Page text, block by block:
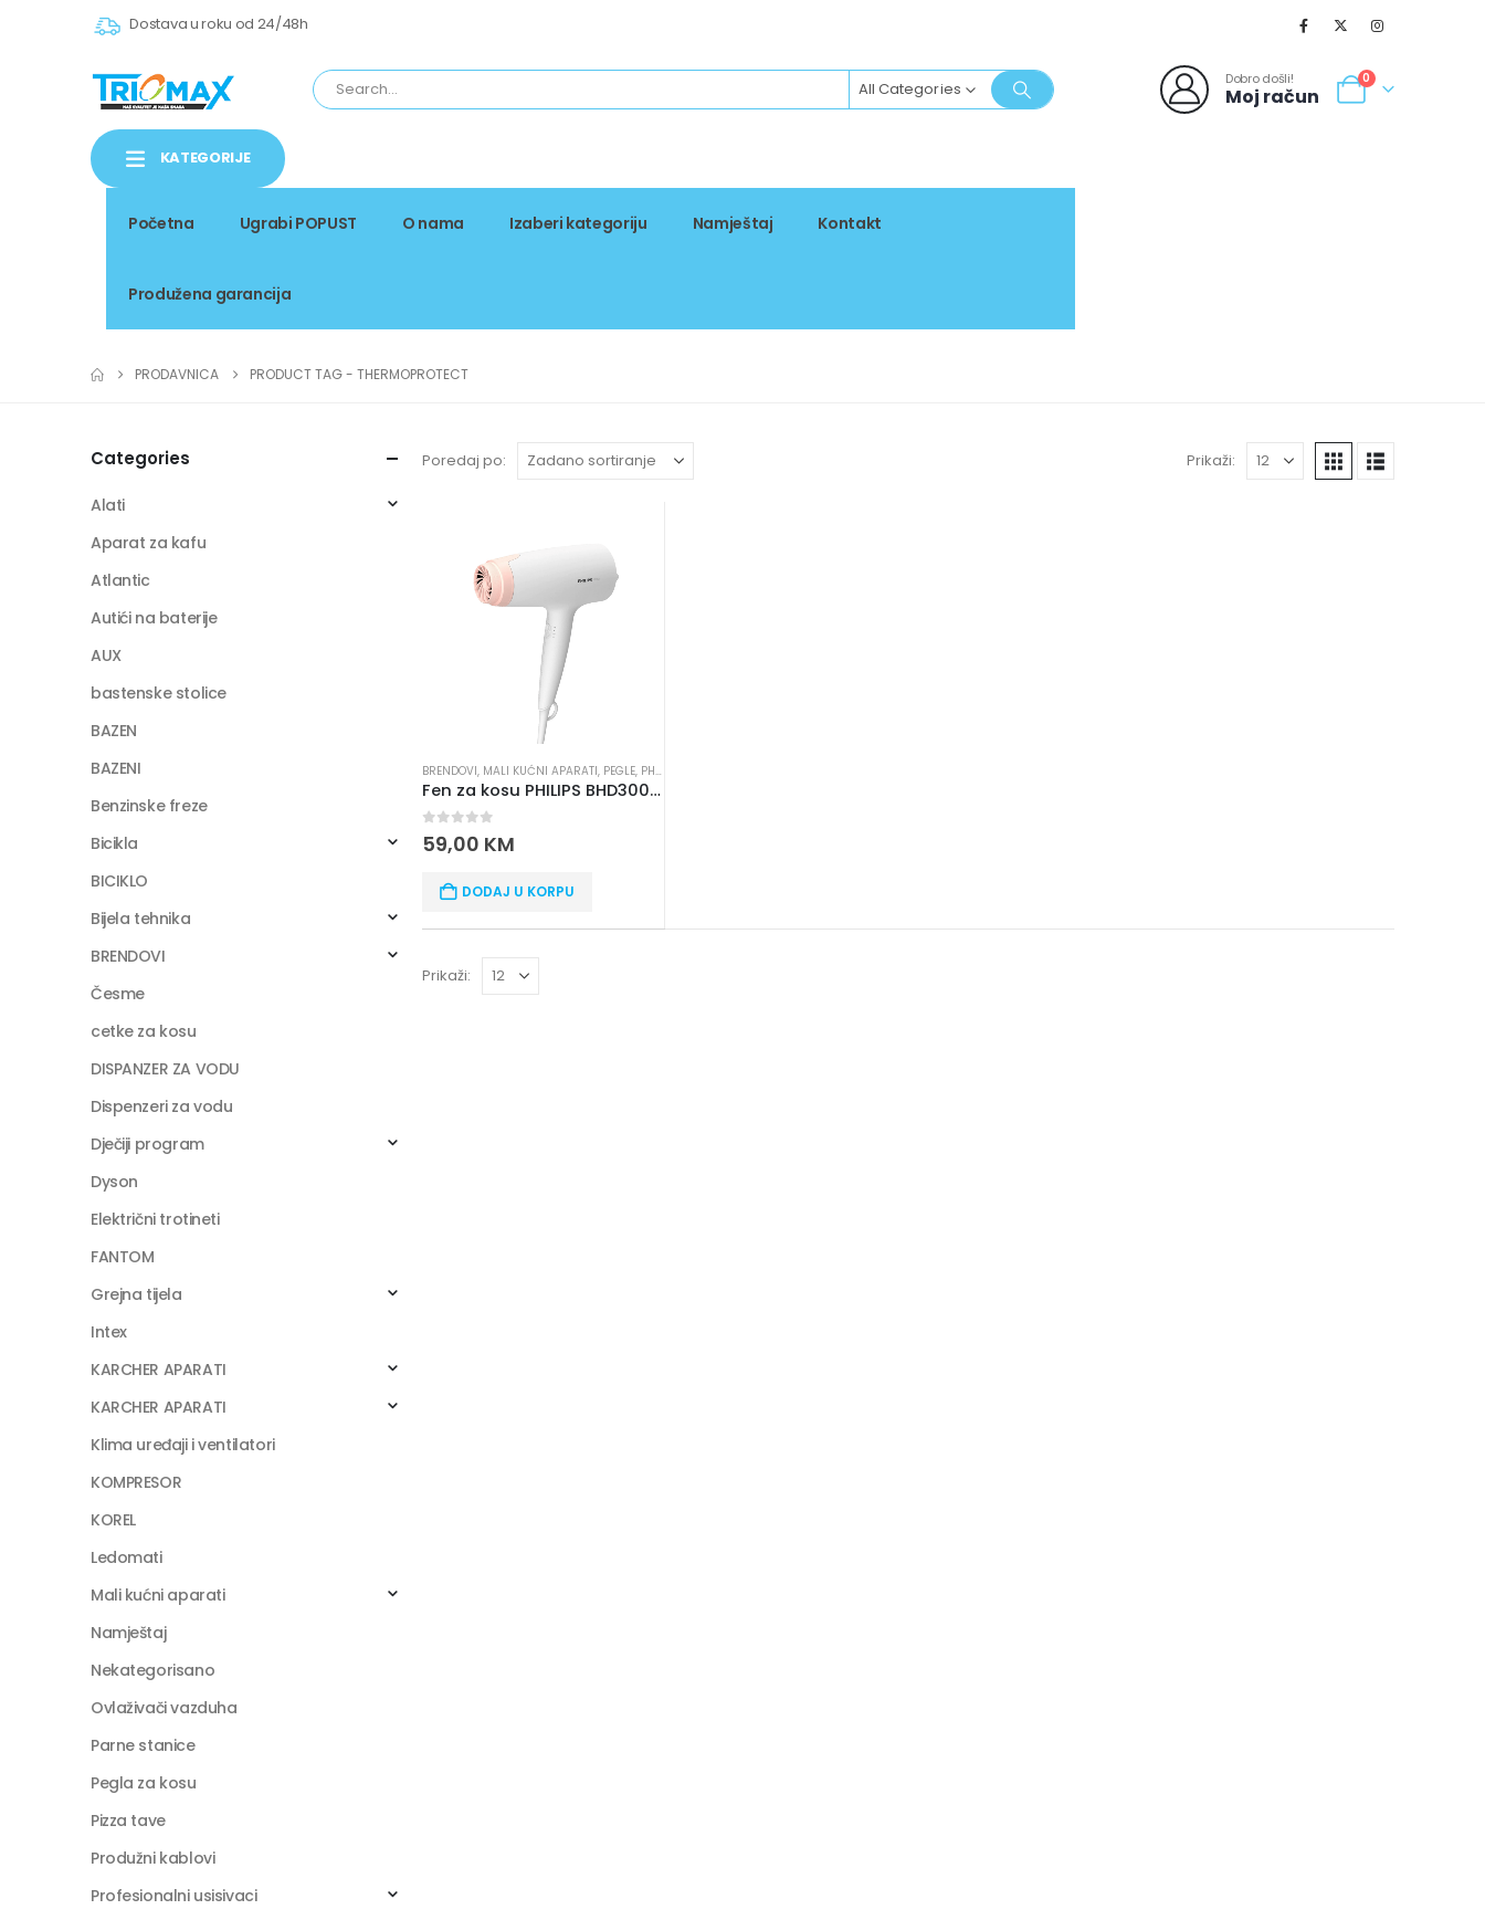
Dostava u roku od 24/48h
All Categories Dobro došli!
Moj račun
0
KATEGORIJE
Početna Ugrabi POPUST O nama Izaberi kategoriju Namještaj Kontakt
Produžena garancija
PRODAVNICA PRODUCT TAG - THERMOPROTECT
Poredaj po: Prikaži:
BRENDOVI, MALI KUĆNI APARATI, PEGLE, PHILIPS
Fen za kosu PHILIPS BHD300/00
0out of 5
59,00 KM
DODAJ U KORPU
Prikaži:
Categories
Alati
Aparat za kafu
Atlantic
Autići na baterije
AUX
bastenske stolice
BAZEN
BAZENI
Benzinske freze
Bicikla
BICIKLO
Bijela tehnika
BRENDOVI
Česme
cetke za kosu
DISPANZER ZA VODU
Dispenzeri za vodu
Dječiji program
Dyson
Električni trotineti
FANTOM
Grejna tijela
Intex
KARCHER APARATI
KARCHER APARATI
Klima uređaji i ventilatori
KOMPRESOR
KOREL
Ledomati
Mali kućni aparati
Namještaj
Nekategorisano
Ovlaživači vazduha
Parne stanice
Pegla za kosu
Pizza tave
Produžni kablovi
Profesionalni usisivaci